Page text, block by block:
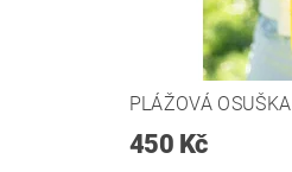
PLÁŽOVÁ OSUŠKA
450 Kč